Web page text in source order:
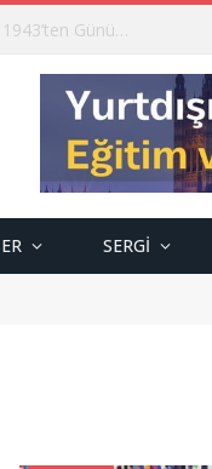
‘’İnsanın insan olma boyutu güzel sanatlarla başlar.’’ 1943’ten Günümüze; Mehmet Zeki Kuşoğlu…
SERGI